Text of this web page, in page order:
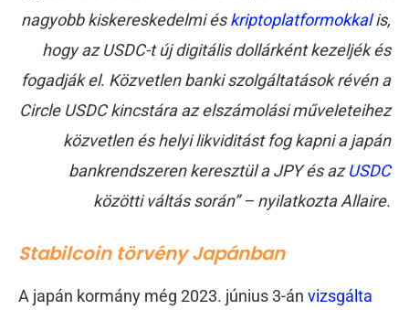
nagyobb kiskereskedelmi éskriptoplatformokkalis,
hogy az USDC-t új digitális dollárként kezeljék és
fogadják el. Közvetlen banki szolgáltatások révén a
Circle USDC kincstára az elszámolási műveleteihez
közvetlen és helyi likviditást fog kapni a japán
bankrendszeren keresztül a JPY és azUSDC
közötti váltás során” – nyilatkozta Allaire.
Stabilcoin törvény Japánban
A japán kormány még 2023. június 3-án vizsgálta